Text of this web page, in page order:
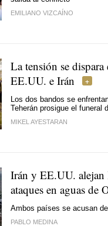
EMILIANO VIZCAÍNO
La tensión se
EE.UU. e Irán
Los dos bandos se
Teherán prosigue el funeral
MIKEL AYESTARAN
Irán y EE.UU.
ataques en aguas de
Ambos países se acusan
PABLO MEDINA